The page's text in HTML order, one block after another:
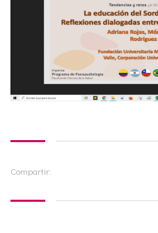
Compartir: